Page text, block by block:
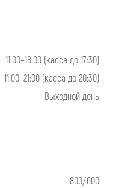
11:00–18:00 (касса до 17:30)
11:00–21:00 (касса до 20:30)
Выходной день
800/600